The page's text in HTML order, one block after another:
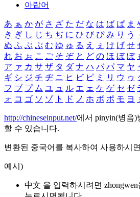
아랍어
あ ぁ か が さ ざ た だ な は ば ぱ ま
き ぎ し じ ち ぢ に ひ び ぴ み り う
ぬ ふ ぶ ぷ む ゆ ゅ る え ぇ け げ せ
れ お ぉ こ ご そ ぞ と ど の ほ ぼ ぽ
ア ァ カ サ ザ タ ダ ナ ハ バ パ マ ヤ
ギ シ ジ チ ヂ ニ ヒ ビ ピ ミ リ ウ ゥ
フ ブ プ ム ユ ュ ル エ ェ ケ ゲ セ ゼ
ォ コ ゴ ソ ゾ ト ド ノ ホ ボ ポ モ ヨ
http://chineseinput.net/에서 pinyin(병음
할 수 있습니다.
변환된 중국어를 복사하여 사용하시
예시)
中文 을 입력하시려면 zhongwen